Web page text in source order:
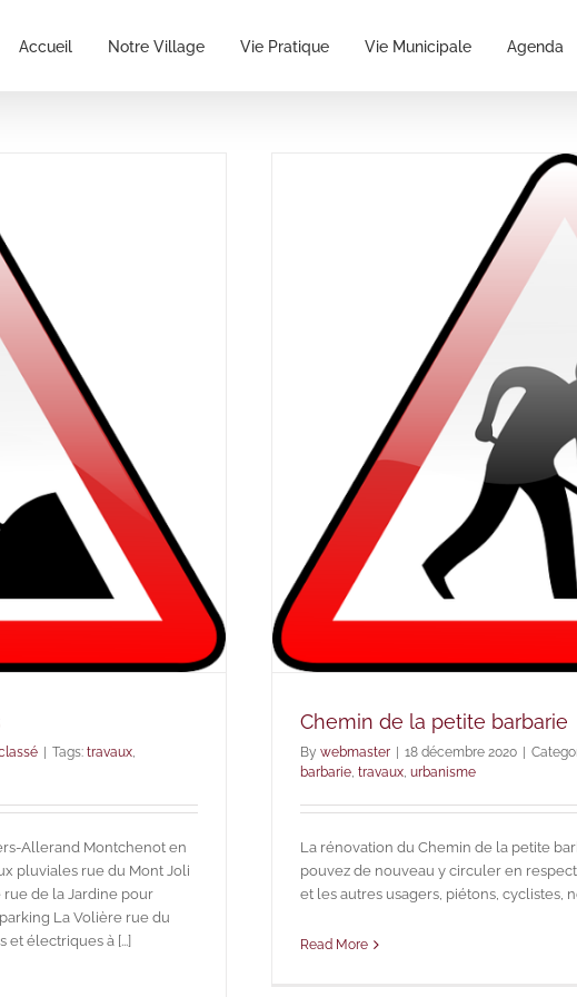
Accueil Notre Village Vie Pratique Vie Municipale Agenda
| Tags: travaux
Allerand Montchenot en
pluviales rue du Mont Joli
de la Jardine pour
La Volière rue du
et électriques à [...]
barbarie
2020
Chemin de la petite barbarie
By webmaster | 18 décembre 2020 |
barbarie travaux urbanisme
La rénovation du Chemin de la petite
pouvez de nouveau y circuler en
et les autres usagers, piétons, cyclistes,
Read More